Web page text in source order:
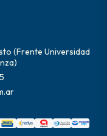
(Frente Universidad